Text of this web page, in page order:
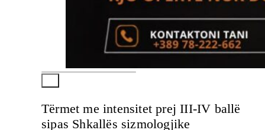
Tërmet me intensitet prej III-IV ballë
sipas Shkallës sizmologjike